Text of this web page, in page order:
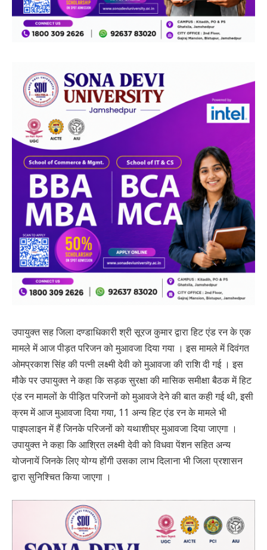
उपायुक्त सह जिला दण्डाधिकारी श्री सूरज कुमार द्वारा हिट एंड रन के एक
मामले में आज पीड़त परिजन को मुआवजा दिया गया । इस मामले में दिवंगत
ओमप्रकाश सिंह की पत्नी लक्ष्मी देवी को मुआवजा की राशि दी गई । इस
मौके पर उपायुक्त ने कहा कि सड़क सुरक्षा की मासिक समीक्षा बैठक में हिट
एंड रन मामलों के पीड़ित परिजनों को मुआवजे देने की बात कही गई थी, इसी
क्रम में आज मुआवजा दिया गया, 11 अन्य हिट एंड रन के मामले भी
पाइपलाइन में हैं जिनके परिजनों को यथाशीघ्र मुआवजा दिया जाएगा ।
उपायुक्त ने कहा कि आश्रित लक्ष्मी देवी को विधवा पेंशन सहित अन्य
योजनायें जिनके लिए योग्य होंगी उसका लाभ दिलाना भी जिला प्रशासन
द्वारा सुनिश्चित किया जाएगा ।